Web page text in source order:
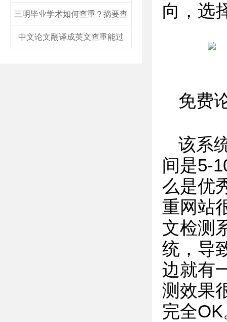
三明毕业学术如何查重？摘要查
中文论文翻译成英文查重能过
向，选
免费
该系
间是5-
么是优
重网站
文检测
统，导
边就有
测效果
完全